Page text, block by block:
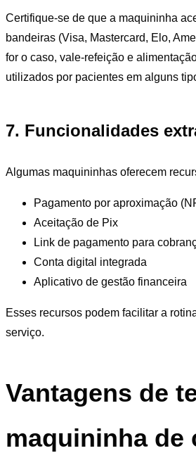
Certifique-se de que a maquininha
bandeiras (Visa, Mastercard, Elo,
for o caso, vale-refeição e
utilizados por pacientes em alguns
7. Funcionalidades
Algumas maquininhas oferecem
Pagamento por aproximação
Aceitação de Pix
Link de pagamento para
Conta digital integrada
Aplicativo de gestão financeira
Esses recursos podem facilitar a
serviço.
Vantagens de
maquininha de